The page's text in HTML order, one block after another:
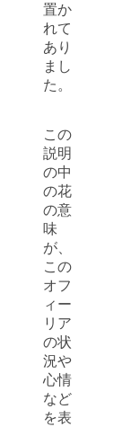
置か
れて
あり
まし
た。
この
説明
の中
の花
の意
味
が、
この
オフ
ィー
リア
の状
況や
心情
など
を表